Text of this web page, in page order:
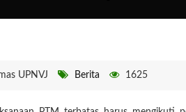
UPNVJ Berita 1625